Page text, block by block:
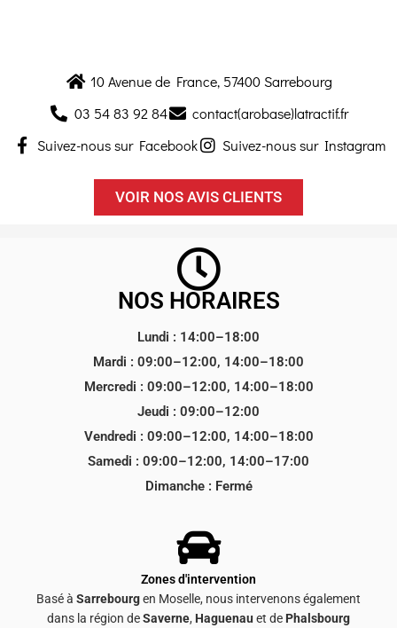
10 Avenue de France, 57400 Sarrebourg
03 54 83 92 84
contact(arobase)latractif.fr
Suivez-nous sur Facebook
Suivez-nous sur Instagram
VOIR NOS AVIS CLIENTS
NOS HORAIRES
Lundi : 14:00–18:00
Mardi : 09:00–12:00, 14:00–18:00
Mercredi : 09:00–12:00, 14:00–18:00
Jeudi : 09:00–12:00
Vendredi : 09:00–12:00, 14:00–18:00
Samedi : 09:00–12:00, 14:00–17:00
Dimanche : Fermé
Zones d'intervention
Basé à Sarrebourgen Moselle, nous intervenons également
dans la région deSaverne, Haguenau et de Phalsbourg